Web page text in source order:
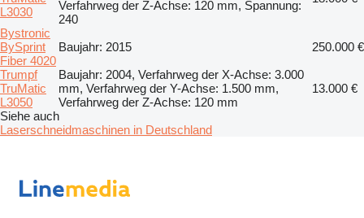
L3030
Verfahrweg der Z-Achse: 120 mm, Spannung:
240
Bystronic
BySprint
Fiber 4020
Baujahr: 2015
250.000 €
Trumpf
TruMatic
L3050
Baujahr: 2004, Verfahrweg der X-Achse: 3.000
mm, Verfahrweg der Y-Achse: 1.500 mm,
Verfahrweg der Z-Achse: 120 mm
13.000 €
Siehe auch
Laserschneidmaschinen in Deutschland